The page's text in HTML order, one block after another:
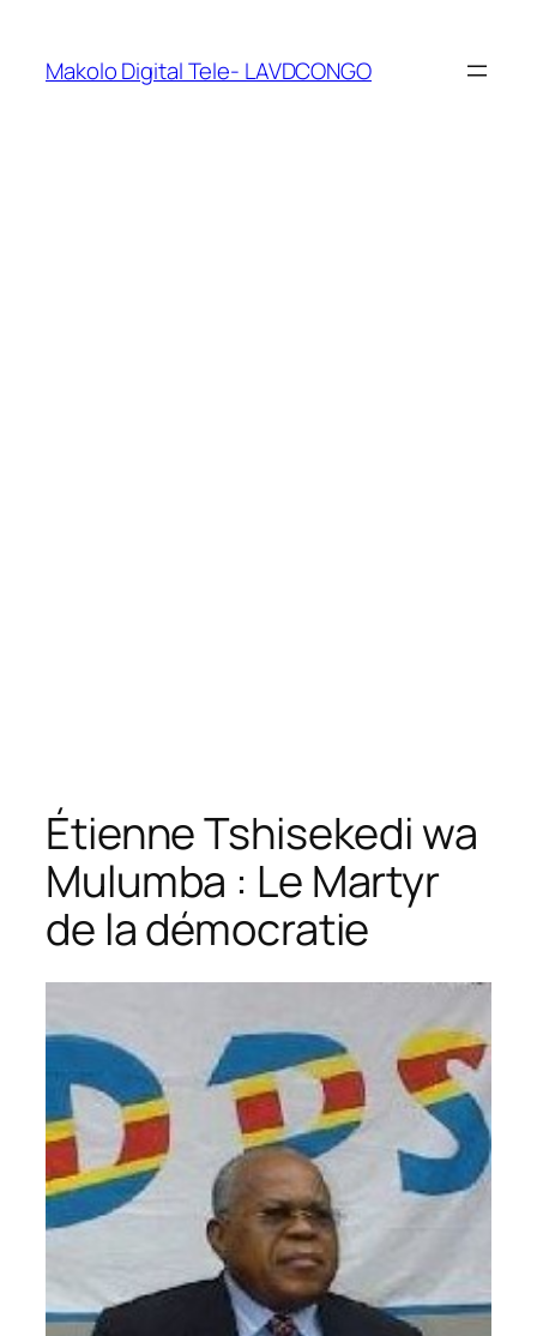
Makolo Digital Tele- LAVDCONGO
Étienne Tshisekedi wa
Mulumba : Le Martyr
de la démocratie